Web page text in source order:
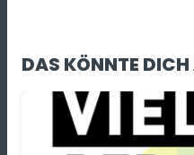
DAS KÖNNTE DICH